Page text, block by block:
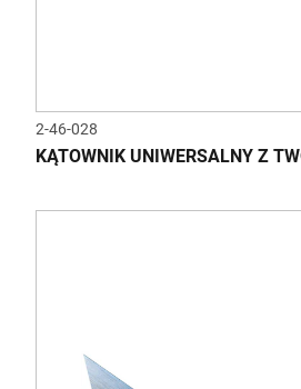
2-46-028
KĄTOWNIK UNIWERSALNY Z